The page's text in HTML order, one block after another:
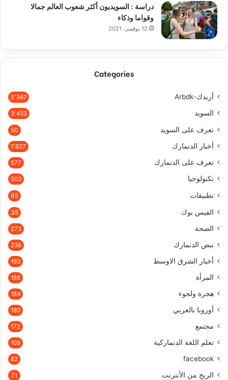
دراسة : السويديون أكثر شعوب العالم جمالا
وقواما وذكاء
12 نوفمبر، 2021
Categories
أربدك-Arbdk 5٬347
السويد 3٬433
تعرف على السويد 50
أخبار الدنمارك 1٬827
تعرف على الدنمارك 577
تكنولوجيا 503
تطبيقات 85
الفيس بوك 35
الصحة 273
نبض الدنمارك 238
أخبار الشرق الاوسط 193
المرأة 186
هجرة ولجوء 184
أوروبا بالعربي 180
مجتمع 172
تعلم اللغة الدنماركية 109
facebook
82
الربح من الأنترنت 71